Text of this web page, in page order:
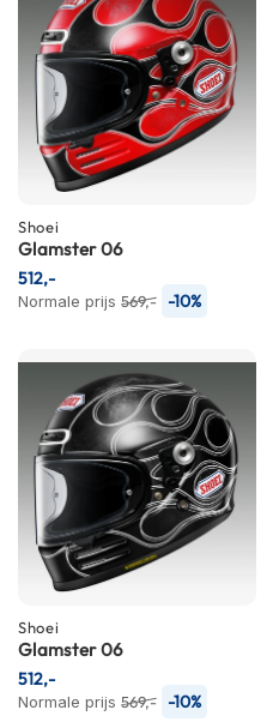
P
i
o
t
e
n
l
m
e
n
o
c
k
h
e
l
m
n
R
a
c
Shoei
Glamster 06
Normale prijs 569,- -10%
512,-
Shoei
Glamster 06
Normale prijs 569,- -10%
512,-